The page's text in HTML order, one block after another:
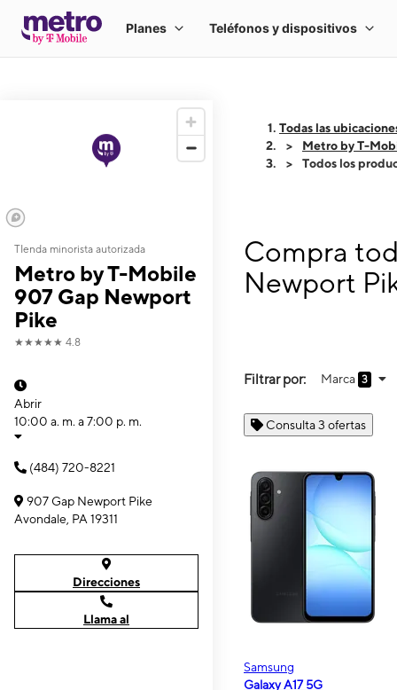
TIenda minorista autorizada
Metro by T-Mobile
907 Gap Newport
Pike
★★★★★ 4.8
Abrir
10:00 a. m. a 7:00 p. m.
(484) 720-8221
907 Gap Newport Pike
Avondale, PA 19311
Direcciones
Llama al
Todas las
Metro by T-
Todos los
Compra
Newport
Filtrar por: Marca 3
Consulta 3 ofertas
Samsung
Galaxy A17 5G